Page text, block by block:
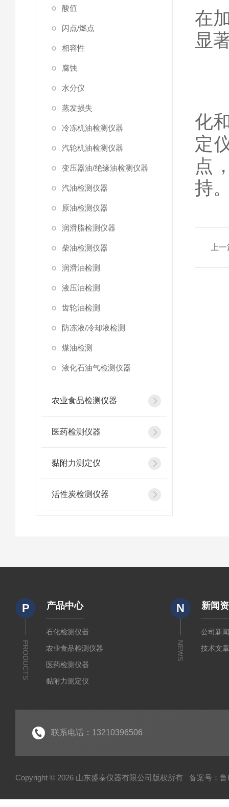
酸值
闪点/燃点
相容性
腐蚀
水分仪
蒸发损失
冷冻机油检测仪器
汽轮机油检测仪器
变压器油/绝缘油检测仪器
汽油检测仪器
原油检测仪器
润滑脂检测仪器
柴油检测仪器
润滑油检测
液压油检测
齿轮油检测
防冻液/冷却液检测
煤油检测
液化石油气检测仪器
农业食品检测仪器
医药检测仪器
黏附力测定仪
活性炭检测仪器
在
显
化
定
点
持
上
P
PRODUCTS
产品中心
石化检测仪器
农业食品检测仪器
医药检测仪器
黏附力测定仪
N
NEWS
新闻
公司新
技术文
联系电话：13210396506
Copyright © 2026 山东盛泰仪器有限公司版权所有 备案号：